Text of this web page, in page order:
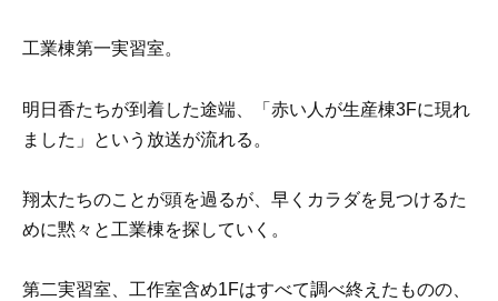
工業棟第一実習室。
明日香たちが到着した途端、「赤い人が生産棟3Fに現れ
ました」という放送が流れる。
翔太たちのことが頭を過るが、早くカラダを見つけるた
めに黙々と工業棟を探していく。
第二実習室、工作室含め1Fはすべて調べ終えたものの、